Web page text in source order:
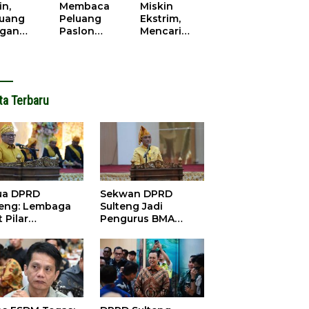
Parigi
Moutong.
Motor
Membaca
Peluang
Paslon
Miskin
Ekstrim,
Mencari
Terbaru
DPRD
Lembaga
Pilar
Sekwan DPRD
Sulteng Jadi
Pengurus BMA
Perkuat Pelestarian
Adat